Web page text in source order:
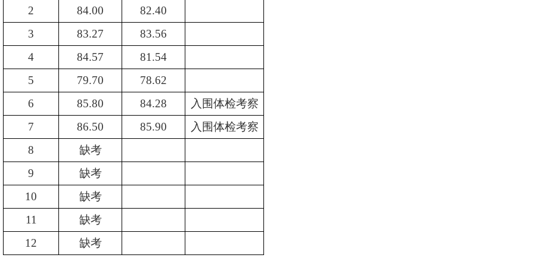
2
84.00
82.40
3
83.27
83.56
4
84.57
81.54
5
79.70
78.62
6
85.80 84.28
入围体检考察
7
86.50 85.90
入围体检考察
8
缺考
9
缺考
10
缺考
11
缺考
12
缺考